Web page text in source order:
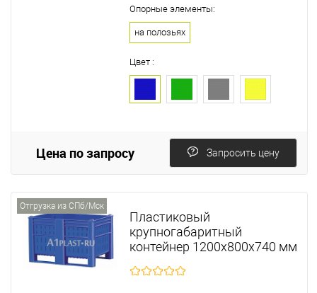
Опорные элементы:
на полозьях
Цвет :
Цена по запросу Запросить цену
Отгрузка из СПб/Мск
Пластиковый
крупногабаритный
контейнер 1200х800х740 мм